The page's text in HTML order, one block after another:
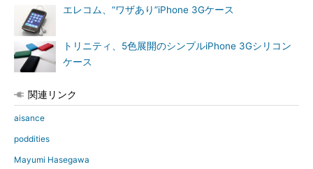
エレコム、“ワザあり”iPhone 3Gケース
トリニティ、5色展開のシンプルiPhone 3Gシリコン
ケース
関連リンク
aisance
poddities
Mayumi Hasegawa